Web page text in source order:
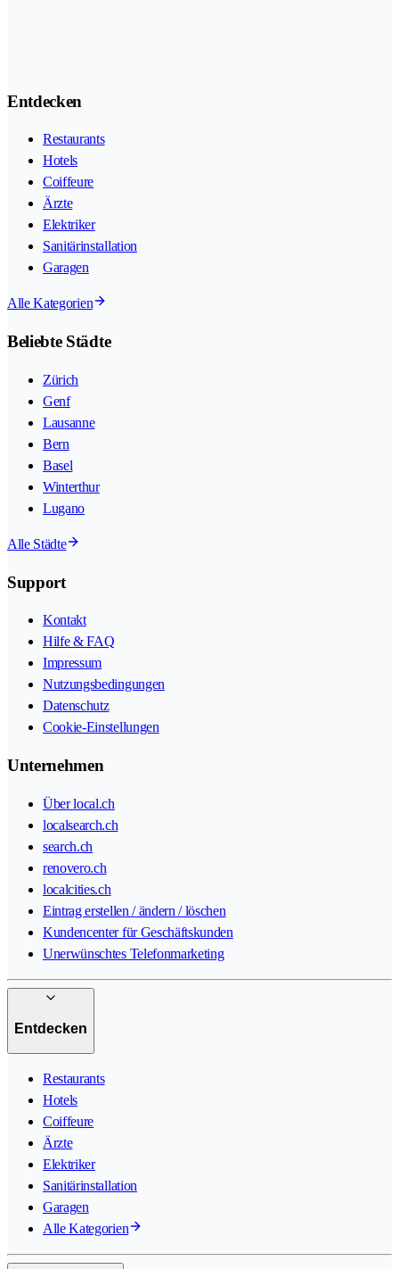
Entdecken
Restaurants
Hotels
Coiffeure
Ärzte
Elektriker
Sanitärinstallation
Garagen
Alle Kategorien
Beliebte Städte
Zürich
Genf
Lausanne
Bern
Basel
Winterthur
Lugano
Alle Städte
Support
Kontakt
Hilfe & FAQ
Impressum
Nutzungsbedingungen
Datenschutz
Cookie-Einstellungen
Unternehmen
Über local.ch
localsearch.ch
search.ch
renovero.ch
localcities.ch
Eintrag erstellen / ändern / löschen
Kundencenter für Geschäftskunden
Unerwünschtes Telefonmarketing
Entdecken
Restaurants
Hotels
Coiffeure
Ärzte
Elektriker
Sanitärinstallation
Garagen
Alle Kategorien